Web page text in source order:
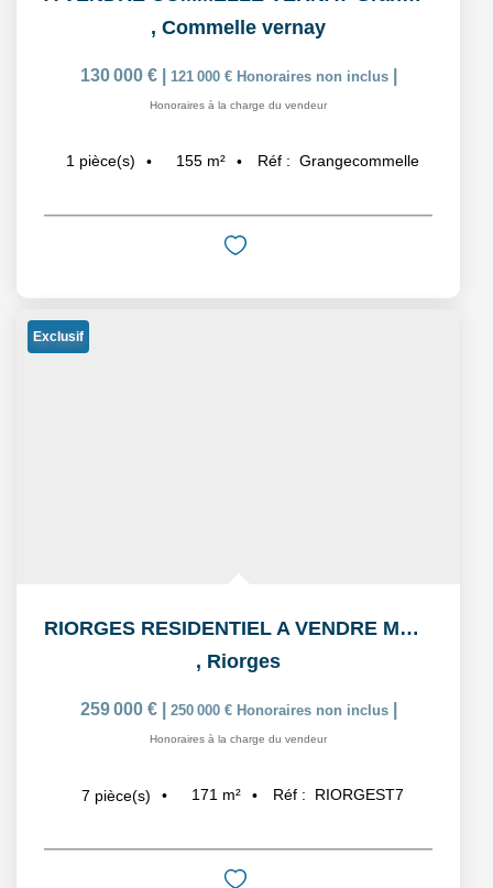
, Commelle vernay
130 000 € 121 000 € Honoraires non inclus
Honoraires à la charge du vendeur
1 pièce(s) 155 m² Réf : Grangecommelle
Exclusif
RIORGES RESIDENTIEL A VENDRE MAISON de 4 CHAMBRES
, Riorges
259 000 € 250 000 € Honoraires non inclus
Honoraires à la charge du vendeur
7 pièce(s) 171 m² Réf : RIORGEST7